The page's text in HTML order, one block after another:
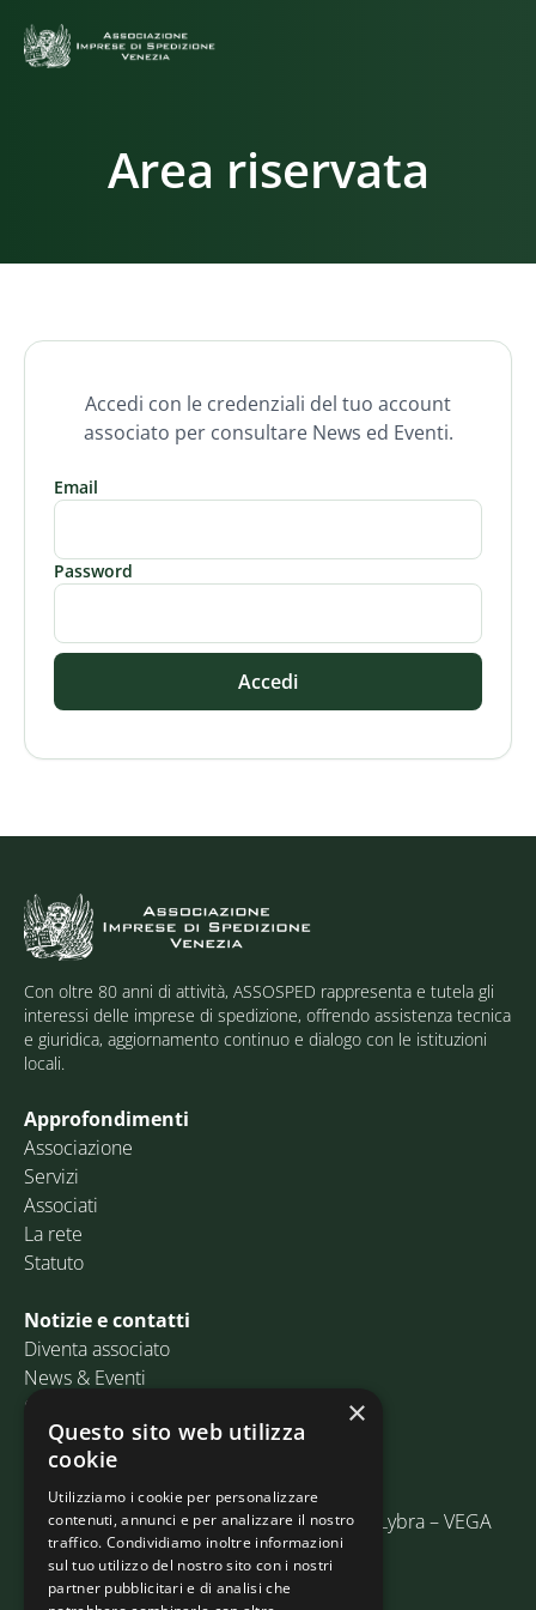
Area riservata
Accedi con le credenziali del tuo account
associato per consultare News ed Eventi.
Email
Password
Accedi
Con oltre 80 anni di attività, ASSOSPED rappresenta e tutela gli
interessi delle imprese di spedizione, offrendo assistenza tecnica
e giuridica, aggiornamento continuo e dialogo con le istituzioni
locali.
Approfondimenti
Associazione
Servizi
Associati
La rete
Statuto
Notizie e contatti
Diventa associato
News & Eventi
Contatti
Email:info@assosped.it
PEC: assospedvenezia@pec.fedespedi.it
Indirizzo: Via delle Industrie, 19/C Edificio Lybra – VEGA
30175 Marghera (VE)
×
Questo sito web utilizza
cookie
Utilizziamo i cookie per personalizzare
contenuti, annunci e per analizzare il nostro
traffico. Condividiamo inoltre informazioni
sul tuo utilizzo del nostro sito con i nostri
partner pubblicitari e di analisi che